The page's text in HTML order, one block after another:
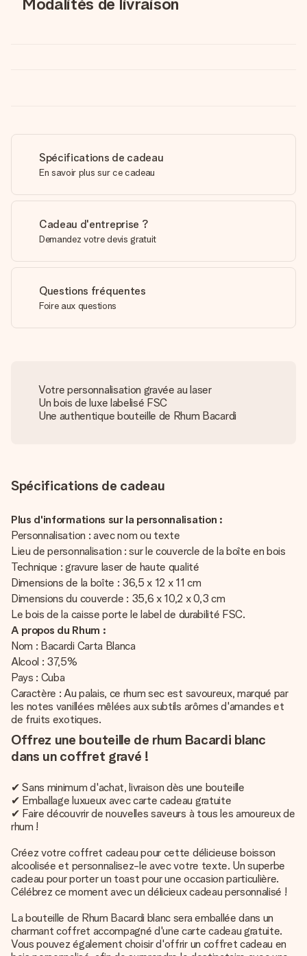
Spécifications de cadeau
En savoir plus sur ce cadeau
Cadeau d'entreprise ?
Demandez votre devis gratuit
Questions fréquentes
Foire aux questions
Votre personnalisation gravée au laser
Un bois de luxe labelisé FSC
Une authentique bouteille de Rhum Bacardi
Spécifications de cadeau
Plus d'informations sur la personnalisation :
Personnalisation : avec nom ou texte
Lieu de personnalisation : sur le couvercle de la boîte en bois
Technique : gravure laser de haute qualité
Dimensions de la boîte : 36,5 x 12 x 11 cm
Dimensions du couvercle : 35,6 x 10,2 x 0,3 cm
Le bois de la caisse porte le label de durabilité FSC.
A propos du Rhum :
Nom : Bacardi Carta Blanca
Alcool : 37,5%
Pays : Cuba
Caractère : Au palais, ce rhum sec est savoureux, marqué par
les notes vanillées mêlées aux subtils arômes d'amandes et
de fruits exotiques.
Offrez une bouteille de rhum Bacardi blanc
dans un coffret gravé !
✔ Sans minimum d'achat, livraison dès une bouteille
✔ Emballage luxueux avec carte cadeau gratuite
✔ Faire découvrir de nouvelles saveurs à tous les amoureux de
rhum !
Créez votre coffret cadeau pour cette délicieuse boisson
alcoolisée et personnalisez-le avec votre texte. Un superbe
cadeau pour porter un toast pour une occasion particulière.
Célébrez ce moment avec un délicieux cadeau personnalisé !
La bouteille de Rhum Bacardi blanc sera emballée dans un
charmant coffret accompagné d'une carte cadeau gratuite.
Vous pouvez également choisir d'offrir un coffret cadeau en